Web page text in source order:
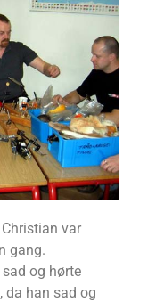
var
gang.
og hørte
da han sad og